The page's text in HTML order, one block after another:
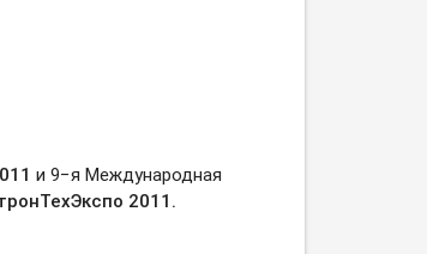
и 9−я Международная
2011.